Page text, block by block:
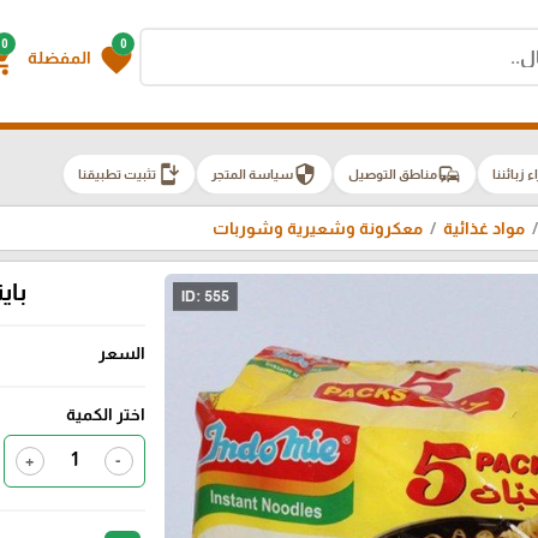
0
favorite المفضلة
0
زبائننا commuteمناطق التوصيل securityسياسة المتجر install_mobileتثبيت تطبيقنا
مواد غذائية معكرونة وشعيرية وشوربات
السعر
اختر الكمية
-
+